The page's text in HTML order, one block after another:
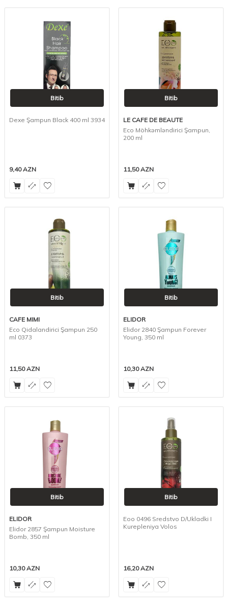
Bitib
Dexe Şampun Black 400 ml 3934
9,40AZN
Bitib
LE CAFE DE BEAUTE
Eco Möhkəmləndirici Şampun,
200 ml
11,50AZN
Bitib
CAFE MIMI
Eco Qidalandirici Şampun 250
ml 0373
11,50AZN
Bitib
ELIDOR
Elidor 2840 Şampun Forever
Young, 350 ml
10,30AZN
Bitib
ELIDOR
Elidor 2857 Şampun Moisture
Bomb, 350 ml
10,30AZN
Bitib
Eoo 0496 Sredstvo D/Ukladki I
Kurepleniya Volos
16,20AZN